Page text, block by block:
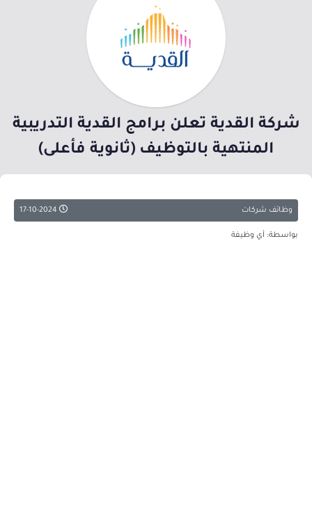
شركة القدية تعلن برامج القدية التدريبية
المنتهية بالتوظيف (ثانوية فأعلى)
وظائف شركات
بواسطة: أي وظيفة